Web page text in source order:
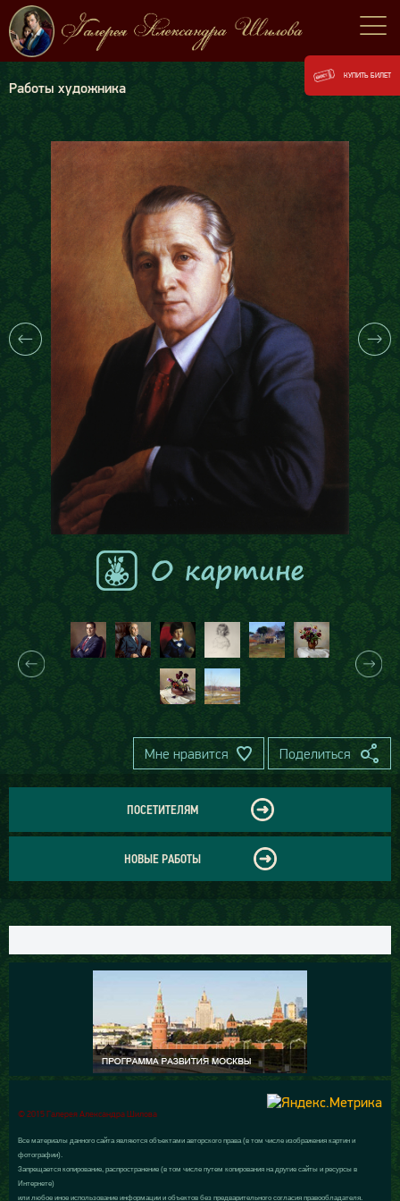
Работы художника
Мне нравится Поделиться
ПОСЕТИТЕЛЯМ
НОВЫЕ РАБОТЫ
© 2015 Галерея Александра Шилова
Все материалы данного сайта являются объектами авторского права (в том числе изображения картин и
фотографии).
Запрещается копирование, распространение (в том числе путем копирования на другие сайты и ресурсы в
Интернете)
или любое иное использование информации и объектов без предварительного согласия правообладателя.
КУПИТЬ БИЛЕТ